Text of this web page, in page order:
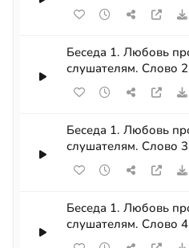
Беседа 1. Любовь
слушателям. Слово 2
Беседа 1. Любовь
слушателям. Слово 3
Беседа 1. Любовь
слушателям. Слово 4